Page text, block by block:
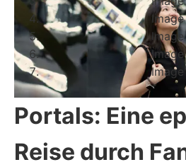
Portals: Eine
Reise durch